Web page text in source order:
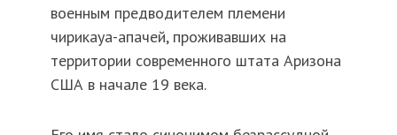
военным предводителем племени
чирикауа-апачей, проживавших на
территории современного штата Аризона
США в начале 19 века.